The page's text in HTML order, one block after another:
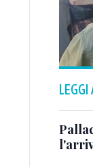
LEGGI